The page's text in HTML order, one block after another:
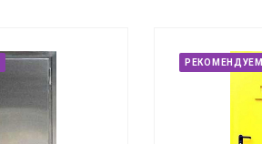
РЕКОМЕНДУЕМ